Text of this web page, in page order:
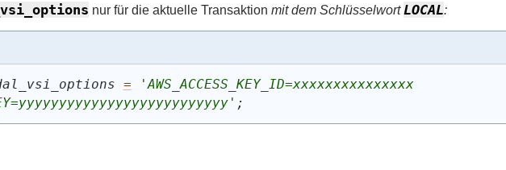
nur für die aktuelle Transaktion mit dem Schlüsselwort LOCAL:
=
'AWS_ACCESS_KEY_ID=xxxxxxxxxxxxxxx
;